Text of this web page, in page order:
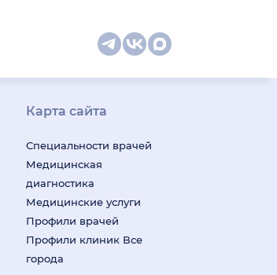
Карта сайта
Специальности врачей
Медицинская
диагностика
Медицинские услуги
Профили врачей
Профили клиник Все
города